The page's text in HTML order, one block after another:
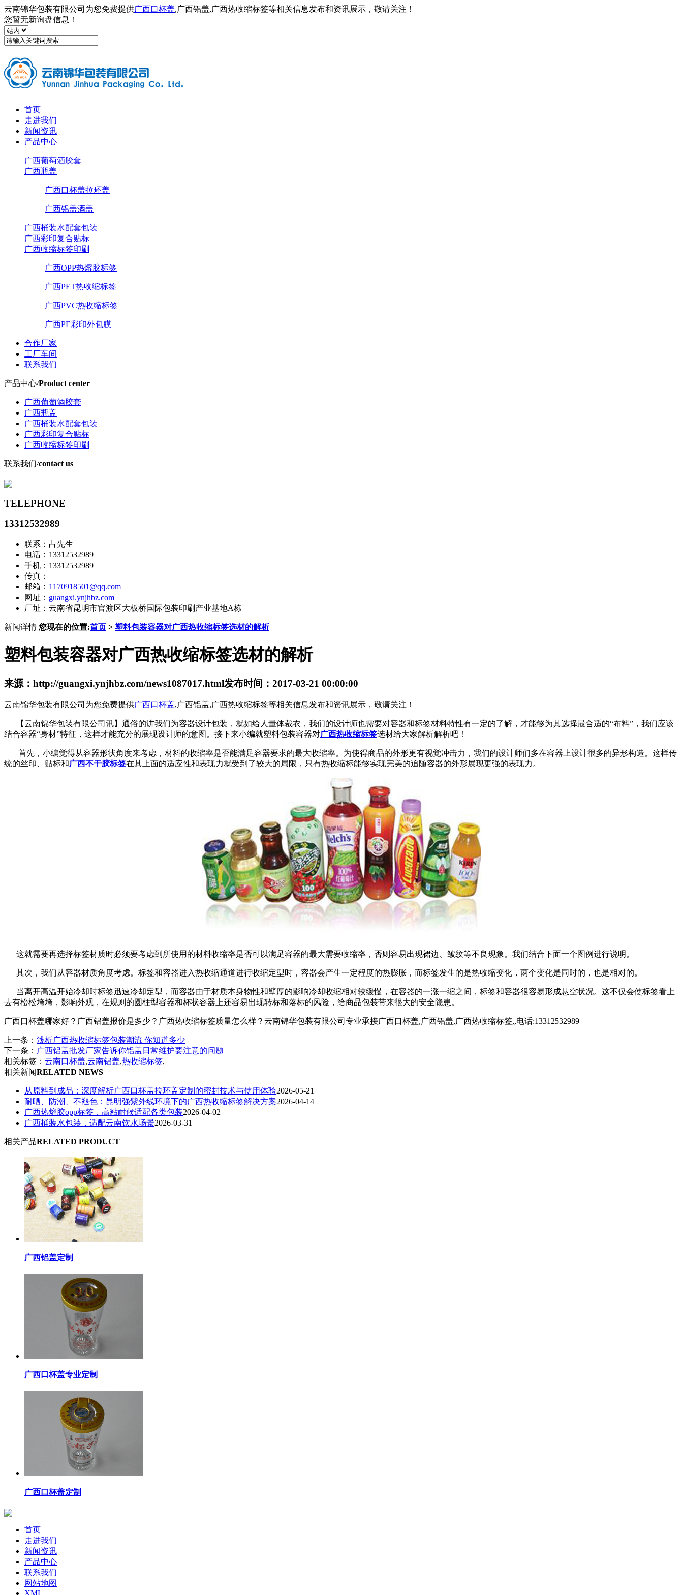
云南锦华包装有限公司为您免费提供广西口杯盖,广西铝盖,广西热收缩标签等相关信息发布和资讯展示，敬请关注！
您暂无新询盘信息！
首页
走进我们
新闻资讯
产品中心
广西葡萄酒胶套
广西瓶盖
广西口杯盖拉环盖
广西铝盖酒盖
广西桶装水配套包装
广西彩印复合贴标
广西收缩标签印刷
广西OPP热熔胶标签
广西PET热收缩标签
广西PVC热收缩标签
广西PE彩印外包膜
合作厂家
工厂车间
联系我们
产品中心/Product center
广西葡萄酒胶套
广西瓶盖
广西桶装水配套包装
广西彩印复合贴标
广西收缩标签印刷
联系我们/contact us
TELEPHONE
13312532989
联系：占先生
电话：13312532989
手机：13312532989
传真：
邮箱： 1170918501@qq.com
网址： guangxi.ynjhbz.com
厂址：云南省昆明市官渡区大板桥国际包装印刷产业基地A栋
新闻详情 您现在的位置:首页 > 塑料包装容器对广西热收缩标签选材的解析
塑料包装容器对广西热收缩标签选材的解析
来源：http://guangxi.ynjhbz.com/news1087017.html发布时间：2017-03-21 00:00:00
云南锦华包装有限公司为您免费提供广西口杯盖,广西铝盖,广西热收缩标签等相关信息发布和资讯展示，敬请关注！
【云南锦华包装有限公司讯】通俗的讲我们为容器设计包装，就如给人量体裁衣，我们的设计师也需要对容器和标签材料特性有一定的了解，才能够为其选择最合适的“布料”，我们应该
结合容器“身材”特征，这样才能充分的展现设计师的意图。接下来小编就塑料包装容器对广西热收缩标签选材给大家解析解析吧！
首先，小编觉得从容器形状角度来考虑，材料的收缩率是否能满足容器要求的最大收缩率。为使得商品的外形更有视觉冲击力，我们的设计师们多在容器上设计很多的异形构造。这样传
统的丝印、贴标和广西不干胶标签在其上面的适应性和表现力就受到了较大的局限，只有热收缩标能够实现完美的追随容器的外形展现更强的表现力。
这就需要再选择标签材质时必须要考虑到所使用的材料收缩率是否可以满足容器的最大需要收缩率，否则容易出现裙边、皱纹等不良现象。我们结合下面一个图例进行说明。
其次，我们从容器材质角度考虑。标签和容器进入热收缩通道进行收缩定型时，容器会产生一定程度的热膨胀，而标签发生的是热收缩变化，两个变化是同时的，也是相对的。
当离开高温开始冷却时标签迅速冷却定型，而容器由于材质本身物性和壁厚的影响冷却收缩相对较缓慢，在容器的一涨一缩之间，标签和容器很容易形成悬空状况。这不仅会使标签看上
去有松松垮垮，影响外观，在规则的圆柱型容器和杯状容器上还容易出现转标和落标的风险，给商品包装带来很大的安全隐患。
广西口杯盖哪家好？广西铝盖报价是多少？广西热收缩标签质量怎么样？云南锦华包装有限公司专业承接广西口杯盖,广西铝盖,广西热收缩标签,,电话:13312532989
上一条： 浅析广西热收缩标签包装潮流 你知道多少
下一条： 广西铝盖批发厂家告诉你铝盖日常维护要注意的问题
相关标签： 云南口杯盖,云南铝盖,热收缩标签,
相关新闻RELATED NEWS
从原料到成品：深度解析广西口杯盖拉环盖定制的密封技术与使用体验2026-05-21
耐晒、防潮、不褪色：昆明强紫外线环境下的广西热收缩标签解决方案2026-04-14
广西热熔胶opp标签，高粘耐候适配各类包装2026-04-02
广西桶装水包装，适配云南饮水场景2026-03-31
相关产品RELATED PRODUCT
广西铝盖定制
广西口杯盖专业定制
广西口杯盖定制
首页
走进我们
新闻资讯
产品中心
联系我们
网站地图
XML